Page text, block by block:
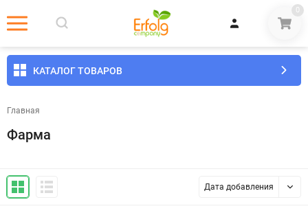
0
КАТАЛОГ ТОВАРОВ
Главная
Фарма
Дата добавления